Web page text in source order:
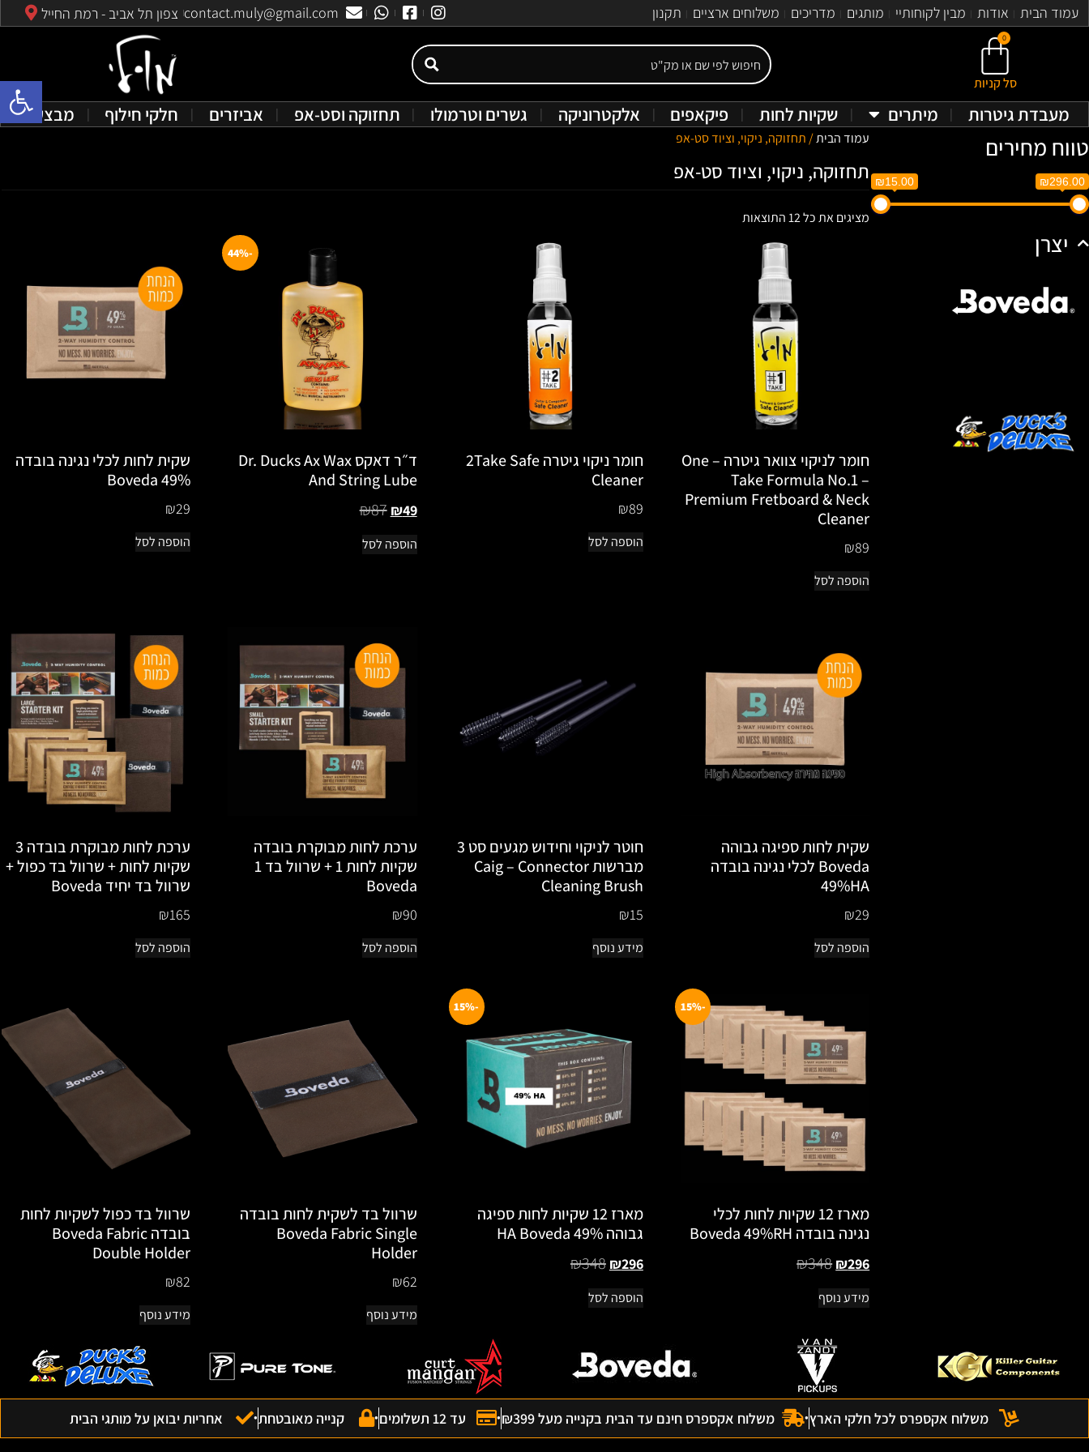
פתח
עמוד הבית אודות מבין לקוחותיי מותגים מדריכים משלוחים ארציים תקנון contact.muly@gmail.com צפון תל אביב - רמת החייל
0
סל קניות
מעבדת גיטרות מיתרים שקיות לחות פיקאפים אלקטרוניקה גשרים וטרמולו תחזוקה וסט-אפ אביזרים חלקי חילוף מבצעים
טווח מחירים
₪15.00 ₪296.00
יצרן
עמוד הבית/ תחזוקה, ניקוי, וציוד סט-אפ
תחזוקה, ניקוי, וציוד סט-אפ
מציגים את כל ⁦12⁩ התוצאות
חומר לניקוי צוואר גיטרה – One
Take Formula No.1 –
Premium Fretboard & Neck
Cleaner
₪89
הוספה לסל
חומר ניקוי גיטרה 2Take Safe
Cleaner
₪89
הוספה לסל
-44%
ד״ר דאקס Dr. Ducks Ax Wax
And String Lube
₪87 ₪49
הוספה לסל
שקית לחות לכלי נגינה בובדה
49% Boveda
₪29
הוספה לסל
שקית לחות ספיגה גבוהה
Boveda לכלי נגינה בובדה
49%HA
₪29
הוספה לסל
חוטר לניקוי וחידוש מגעים סט 3
מברשות Caig – Connector
Cleaning Brush
₪15
מידע נוסף
ערכת לחות מבוקרת בובדה
שקיות לחות 1 + שרוול בד 1
Boveda
₪90
הוספה לסל
ערכת לחות מבוקרת בובדה 3
שקיות לחות + שרוול בד כפול +
שרוול בד יחיד Boveda
₪165
הוספה לסל
-15%
מארז 12 שקיות לחות לכלי
נגינה בובדה Boveda 49%RH
₪348 ₪296
מידע נוסף
-15%
מארז 12 שקיות לחות ספיגה
גבוהה 49% HA Boveda
₪348 ₪296
הוספה לסל
שרוול בד לשקית לחות בובדה
Boveda Fabric Single
Holder
₪62
מידע נוסף
שרוול בד כפול לשקיות לחות
בובדה Boveda Fabric
Double Holder
₪82
מידע נוסף
משלוח אקספרס לכל חלקי הארץ משלוח אקספרס חינם עד הבית בקנייה מעל ₪399 עד 12 תשלומים קנייה מאובטחת אחריות יבואן על מותגי הבית